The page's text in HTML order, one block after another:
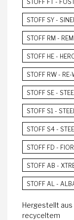
STOFF FT -
STOFF SY -
STOFF RM -
STOFF HE -
STOFF RW -
STOFF SE -
STOFF S1 -
STOFF S4 -
STOFF FD -
STOFF AB -
STOFF AL -
Hergestellt aus
recyceltem